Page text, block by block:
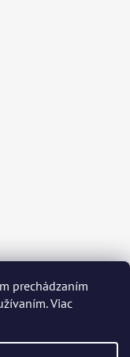
prechádzaním
Viac